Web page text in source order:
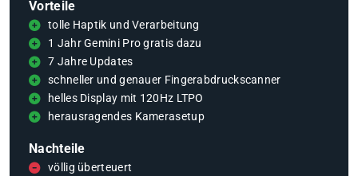
Vorteile
tolle Haptik und Verarbeitung
1 Jahr Gemini Pro gratis dazu
7 Jahre Updates
schneller und genauer Fingerabdruckscanner
helles Display mit 120Hz LTPO
herausragendes Kamerasetup
Nachteile
völlig überteuert